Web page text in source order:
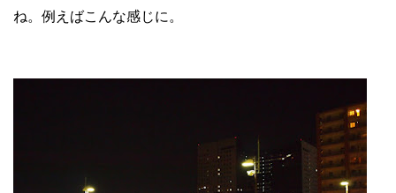
ね。例えばこんな感じに。